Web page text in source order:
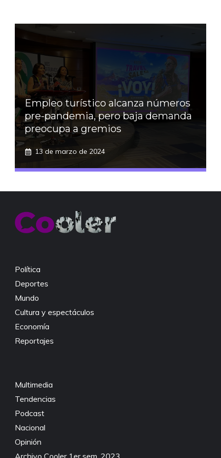
Empleo turístico alcanza números
pre-pandemia, pero baja demanda
preocupa a gremios
13 de marzo de 2024
Política
Deportes
Mundo
Cultura y espectáculos
Economía
Reportajes
Multimedia
Tendencias
Podcast
Nacional
Opinión
Archivo Cooler 1er sem. 2023